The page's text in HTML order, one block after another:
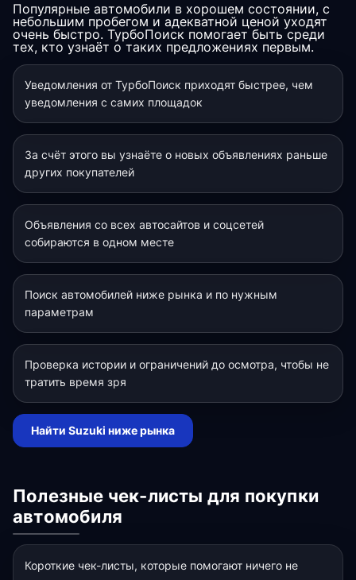
Популярные автомобили в хорошем состоянии, с
небольшим пробегом и адекватной ценой уходят
очень быстро. ТурбоПоиск помогает быть среди
тех, кто узнаёт о таких предложениях первым.
Уведомления от ТурбоПоиск приходят быстрее, чем
уведомления с самих площадок
За счёт этого вы узнаёте о новых объявлениях раньше
других покупателей
Объявления со всех автосайтов и соцсетей
собираются в одном месте
Поиск автомобилей ниже рынка и по нужным
параметрам
Проверка истории и ограничений до осмотра, чтобы не
тратить время зря
Найти Suzuki ниже рынка
Полезные чек-листы для покупки
автомобиля
Короткие чек-листы, которые помогают ничего не